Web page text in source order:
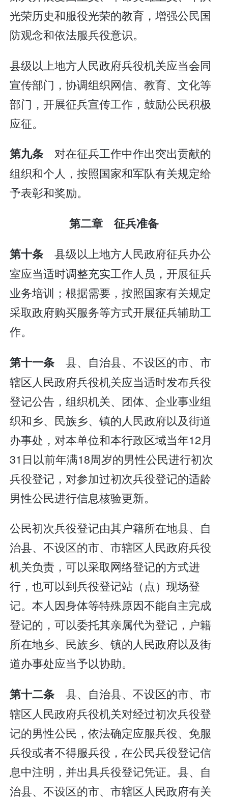
光荣历史和服役光荣的教育，增强公民国
防观念和依法服兵役意识。
县级以上地方人民政府兵役机关应当会同
宣传部门，协调组织网信、教育、文化等
部门，开展征兵宣传工作，鼓励公民积极
应征。
第九条 对在征兵工作中作出突出贡献的
组织和个人，按照国家和军队有关规定给
予表彰和奖励。
第二章 征兵准备
第十条 县级以上地方人民政府征兵办公
室应当适时调整充实工作人员，开展征兵
业务培训；根据需要，按照国家有关规定
采取政府购买服务等方式开展征兵辅助工
作。
第十一条 县、自治县、不设区的市、市
辖区人民政府兵役机关应当适时发布兵役
登记公告，组织机关、团体、企业事业组
织和乡、民族乡、镇的人民政府以及街道
办事处，对本单位和本行政区域当年12月
31日以前年满18周岁的男性公民进行初次
兵役登记，对参加过初次兵役登记的适龄
男性公民进行信息核验更新。
公民初次兵役登记由其户籍所在地县、自
治县、不设区的市、市辖区人民政府兵役
机关负责，可以采取网络登记的方式进
行，也可以到兵役登记站（点）现场登
记。本人因身体等特殊原因不能自主完成
登记的，可以委托其亲属代为登记，户籍
所在地乡、民族乡、镇的人民政府以及街
道办事处应当予以协助。
第十二条 县、自治县、不设区的市、市
辖区人民政府兵役机关对经过初次兵役登
记的男性公民，依法确定应服兵役、免服
兵役或者不得服兵役，在公民兵役登记信
息中注明，并出具兵役登记凭证。县、自
治县、不设区的市、市辖区人民政府有关